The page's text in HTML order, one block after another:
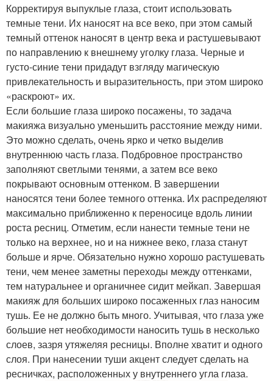
Корректируя выпуклые глаза, стоит использовать
темные тени. Их наносят на все веко, при этом самый
темный оттенок наносят в центр века и растушевывают
по направлению к внешнему уголку глаза. Черные и
густо-синие тени придадут взгляду магическую
привлекательность и выразительность, при этом широко
«раскроют» их.
Если большие глаза широко посажены, то задача
макияжа визуально уменьшить расстояние между ними.
Это можно сделать, очень ярко и четко выделив
внутреннюю часть глаза. Подбровное пространство
заполняют светлыми тенями, а затем все веко
покрывают основным оттенком. В завершении
наносятся тени более темного оттенка. Их распределяют
максимально приближенно к переносице вдоль линии
роста ресниц. Отметим, если нанести темные тени не
только на верхнее, но и на нижнее веко, глаза станут
больше и ярче. Обязательно нужно хорошо растушевать
тени, чем менее заметны переходы между оттенками,
тем натуральнее и органичнее сидит мейкап. Завершая
макияж для больших широко посаженных глаз наносим
тушь. Ее не должно быть много. Учитывая, что глаза уже
большие нет необходимости наносить тушь в несколько
слоев, зазря утяжеляя ресницы. Вполне хватит и одного
слоя. При нанесении туши акцент следует сделать на
ресничках, расположенных у внутреннего угла глаза.